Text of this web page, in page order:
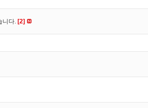
니다. [2]